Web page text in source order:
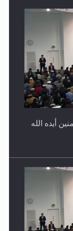
أيده الله